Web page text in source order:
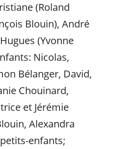
(Roland
Blouin), André
(Yvonne
Nicolas,
Bélanger, David,
Chouinard,
et Jérémie
Alexandra
enfants;